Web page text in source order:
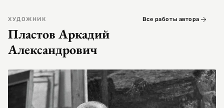
ХУДОЖНИК
Пластов Аркадий
Александрович
Все работы автора